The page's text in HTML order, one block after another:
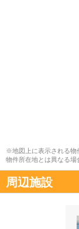
※地図上に表示される物
物件所在地とは異なる場
周辺施設